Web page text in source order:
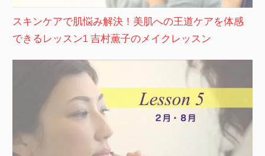
スキンケアで肌悩み解決！美肌への王道ケアを体感
できるレッスン1 吉村薫子のメイクレッスン